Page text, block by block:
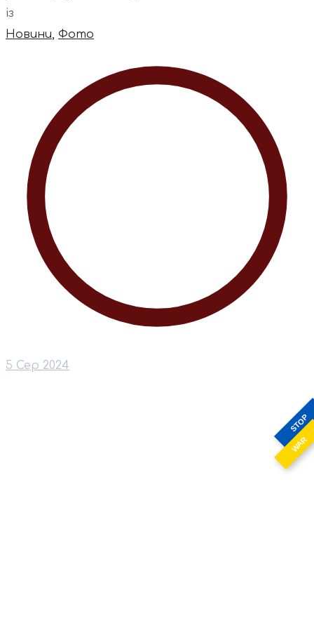
STOP
WAR
із
Новини, Фото
5 Сер 2024